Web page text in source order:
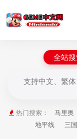
全站
热门搜索： 马里奥
地平线
三国